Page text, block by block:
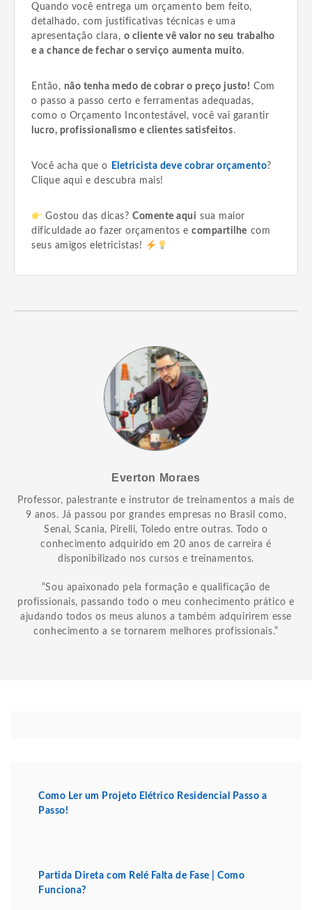
Quando você entrega um orçamento bem feito,
detalhado, com justificativas técnicas e uma
apresentação clara, o cliente vê valor no seu trabalho
e a chance de fechar o serviço aumenta muito.
Então, não tenha medo de cobrar o preço justo! Com
o passo a passo certo e ferramentas adequadas,
como o Orçamento Incontestável, você vai garantir
lucro, profissionalismo e clientes satisfeitos.
Você acha que o Eletricista deve cobrar orçamento?
Clique aqui e descubra mais!
Gostou das dicas?Comente aqui sua maior
dificuldade ao fazer orçamentos ecompartilhe com
seus amigos eletricistas!
Everton Moraes
Professor, palestrante e instrutor de treinamentos a mais de
9 anos. Já passou por grandes empresas no Brasil como,
Senai, Scania, Pirelli, Toledo entre outras. Todo o
conhecimento adquirido em 20 anos de carreira é
disponibilizado nos cursos e treinamentos.
“Sou apaixonado pela formação e qualificação de
profissionais, passando todo o meu conhecimento prático e
ajudando todos os meus alunos a também adquirirem esse
conhecimento a se tornarem melhores profissionais.”
Como Ler um Projeto Elétrico Residencial Passo a
Passo!
Partida Direta com Relé Falta de Fase | Como
Funciona?